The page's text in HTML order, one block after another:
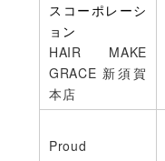
スコーポレーシ
ョン
HAIR MAKE
GRACE 新須賀
本店
Proud